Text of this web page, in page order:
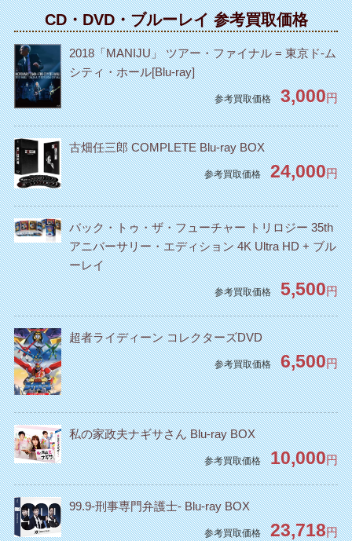
CD・DVD・ブルーレイ 参考買取価格
2018「MANIJU」 ツアー・ファイナル = 東京ド-ム
シティ・ホール[Blu-ray]
参考買取価格 3,000円
古畑任三郎 COMPLETE Blu-ray BOX
参考買取価格 24,000円
バック・トゥ・ザ・フューチャー トリロジー 35th
アニバーサリー・エディション 4K Ultra HD + ブル
ーレイ
参考買取価格 5,500円
超者ライディーン コレクターズDVD
参考買取価格 6,500円
私の家政夫ナギサさん Blu-ray BOX
参考買取価格 10,000円
99.9-刑事専門弁護士- Blu-ray BOX
参考買取価格 23,718円